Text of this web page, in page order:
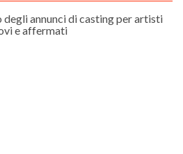
degli annunci di casting per artisti
e affermati